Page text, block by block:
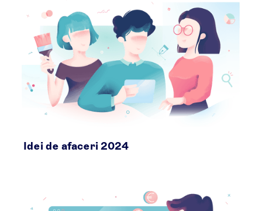
Idei de afaceri 2024